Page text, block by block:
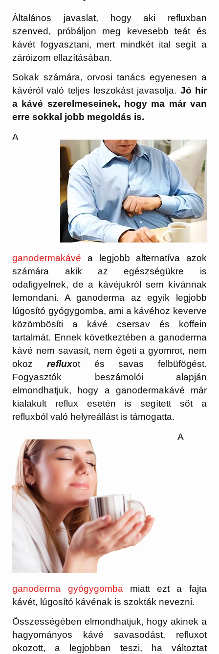
Általános javaslat, hogy aki refluxban
szenved, próbáljon meg kevesebb teát és
kávét fogyasztani, mert mindkét ital segít a
záróizom ellazításában.
Sokak számára, orvosi tanács egyenesen a
kávéról való teljes leszokást javasolja. Jó hír
a kávé szerelmeseinek, hogy ma már van
erre sokkal jobb megoldás is.
A
ganodermakávé a legjobb alternatíva azok
számára akik az egészségükre is
odafigyelnek, de a kávéjukról sem kívánnak
lemondani. A ganoderma az egyik legjobb
lúgosító gyógygomba, ami a kávéhoz keverve
közömbösíti a kávé csersav és koffein
tartalmát. Ennek következtében a ganoderma
kávé nem savasít, nem égeti a gyomrot, nem
okoz refluxot és savas felbüfögést.
Fogyasztók beszámolói alapján
elmondhatjuk, hogy a ganodermakávé már
kialakult reflux esetén is segített sőt a
refluxból való helyreállást is támogatta.
A
ganoderma gyógygomba miatt ezt a fajta
kávét, lúgosító kávénak is szokták nevezni.
Összességében elmondhatjuk, hogy akinek a
hagyományos kávé savasodást, refluxot
okozott, a legjobban teszi, ha változtat